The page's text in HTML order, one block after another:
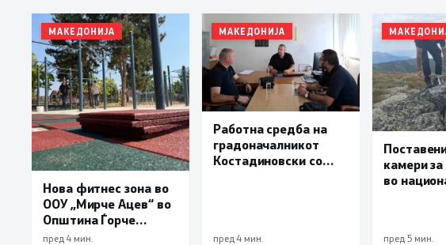
МАКЕДОНИЈА
Нова фитнес зона во
ООУ „Мирче Ацев“ во
Општина Ѓорче
Петров
пред 4 мин.
МАКЕДОНИЈА
Работна средба на
градоначалникот
Костадиновски со
пред 4 мин.
камери
во
пред 5 мин.